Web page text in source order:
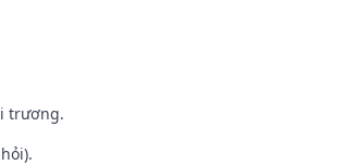
trương.